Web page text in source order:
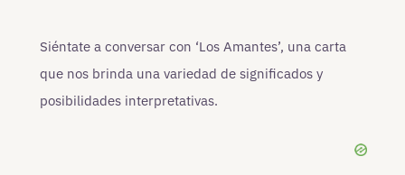
Siéntate a conversar con ‘Los Amantes’, una carta
que nos brinda una variedad de significados y
posibilidades interpretativas.